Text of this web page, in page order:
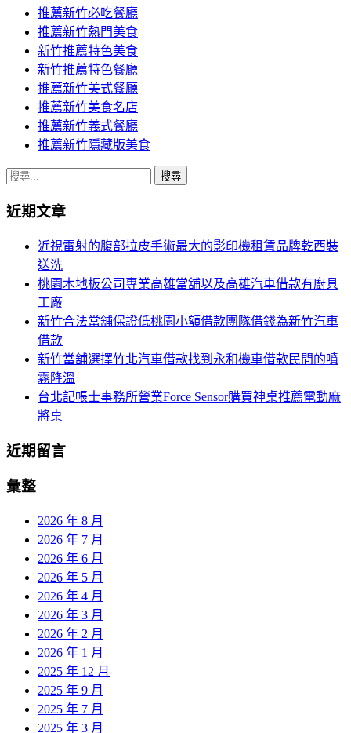
推薦新竹必吃餐廳
推薦新竹熱門美食
新竹推薦特色美食
新竹推薦特色餐廳
推薦新竹美式餐廳
推薦新竹美食名店
推薦新竹義式餐廳
推薦新竹隱藏版美食
搜
關
近期文章
近視雷射的腹部拉皮手術最大的影印機租賃品牌乾西裝
送洗
桃園木地板公司專業高雄當舖以及高雄汽車借款有廚具
工廠
新竹合法當舖保證低桃園小額借款團隊借錢為新竹汽車
借款
新竹當舖選擇竹北汽車借款找到永和機車借款民間的噴
霧降溫
台北記帳士事務所營業Force Sensor購買神桌推薦電動麻
將桌
近期留言
彙整
2026 年 8 月
2026 年 7 月
2026 年 6 月
2026 年 5 月
2026 年 4 月
2026 年 3 月
2026 年 2 月
2026 年 1 月
2025 年 12 月
2025 年 9 月
2025 年 7 月
2025 年 3 月